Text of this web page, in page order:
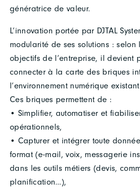
génératrice de valeur.
L’innovation portée par DJTAL
modularité de ses solutions : selon
objectifs de l’entreprise, il devient
connecter à la carte des briques
l’environnement numérique
Ces briques permettent de :
• Simplifier, automatiser et
opérationnels,
• Capturer et intégrer toute
format (e-mail, voix, messagerie
dans les outils métiers (devis,
planification…),